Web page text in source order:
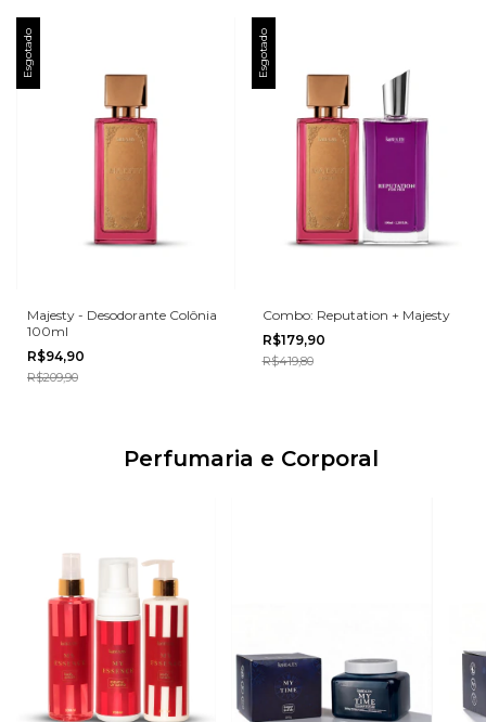
Esgotado
Majesty - Desodorante Colônia
100ml
R$94,90
R$209,90
Esgotado
Combo: Reputation + Majesty
R$179,90
R$419,80
Perfumaria e Corporal